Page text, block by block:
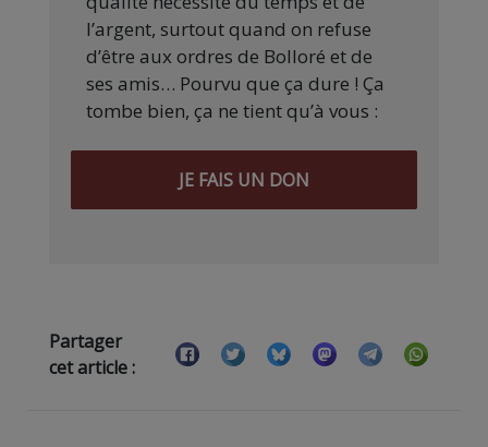
l’argent, surtout quand on refuse
d’être aux ordres de Bolloré et de
ses amis… Pourvu que ça dure ! Ça
tombe bien, ça ne tient qu’à vous :
JE FAIS UN DON
Partager
cet article :